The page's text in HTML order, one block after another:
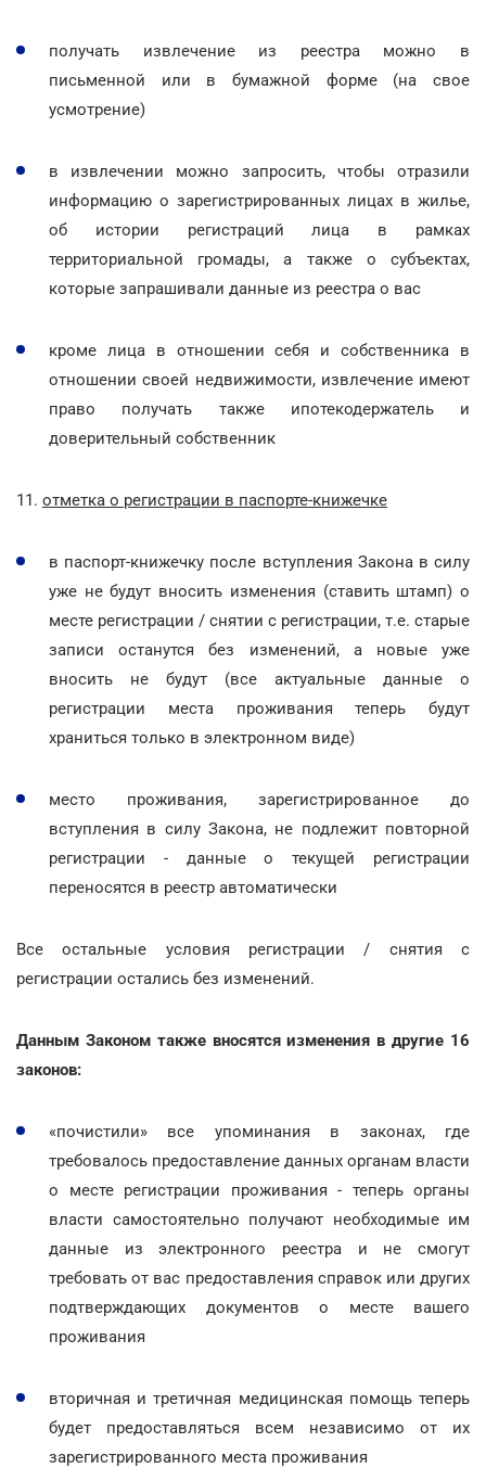
получать извлечение из реестра можно в
письменной или в бумажной форме (на свое
усмотрение)
в извлечении можно запросить, чтобы отразили
информацию о зарегистрированных лицах в жилье,
об истории регистраций лица в рамках
территориальной громады, а также о субъектах,
которые запрашивали данные из реестра о вас
кроме лица в отношении себя и собственника в
отношении своей недвижимости, извлечение имеют
право получать также ипотекодержатель и
доверительный собственник
11. отметка о регистрации в паспорте-книжечке
в паспорт-книжечку после вступления Закона в силу
уже не будут вносить изменения (ставить штамп) о
месте регистрации / снятии с регистрации, т.е. старые
записи останутся без изменений, а новые уже
вносить не будут (все актуальные данные о
регистрации места проживания теперь будут
храниться только в электронном виде)
место проживания, зарегистрированное до
вступления в силу Закона, не подлежит повторной
регистрации - данные о текущей регистрации
переносятся в реестр автоматически
Все остальные условия регистрации / снятия с
регистрации остались без изменений.
Данным Законом также вносятся изменения в другие 16
законов:
«почистили» все упоминания в законах, где
требовалось предоставление данных органам власти
о месте регистрации проживания - теперь органы
власти самостоятельно получают необходимые им
данные из электронного реестра и не смогут
требовать от вас предоставления справок или других
подтверждающих документов о месте вашего
проживания
вторичная и третичная медицинская помощь теперь
будет предоставляться всем независимо от их
зарегистрированного места проживания